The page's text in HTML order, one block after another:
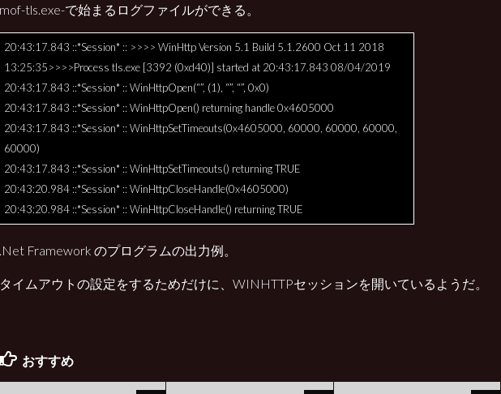
mof-tls.exe-で始まるログファイルができる。
20:43:17.843 ::*Session* :: >>>> WinHttp Version 5.1 Build 5.1.2600 Oct 11 2018
13:25:35>>>>Process tls.exe [3392 (0xd40)] started at 20:43:17.843 08/04/2019
20:43:17.843 ::*Session* :: WinHttpOpen(“”, (1), “”, “”, 0x0)
20:43:17.843 ::*Session* :: WinHttpOpen() returning handle 0x4605000
20:43:17.843 ::*Session* :: WinHttpSetTimeouts(0x4605000, 60000, 60000, 60000,
60000)
20:43:17.843 ::*Session* :: WinHttpSetTimeouts() returning TRUE
20:43:20.984 ::*Session* :: WinHttpCloseHandle(0x4605000)
20:43:20.984 ::*Session* :: WinHttpCloseHandle() returning TRUE
.Net Framework のプログラムの出力例。
タイムアウトの設定をするためだけに、WINHTTPセッションを開いているようだ。
おすすめ